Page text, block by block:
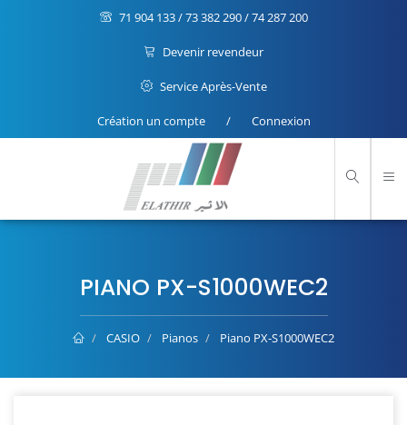
71 904 133 / 73 382 290 / 74 287 200
Devenir revendeur
Service Après-Vente
Création un compte / Connexion
PIANO PX-S1000WEC2
CASIO Pianos Piano PX-S1000WEC2